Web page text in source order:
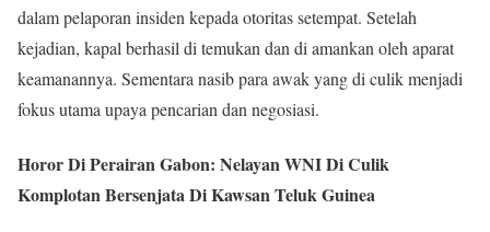
dalam pelaporan insiden kepada otoritas setempat. Setelah
kejadian, kapal berhasil di temukan dan di amankan oleh aparat
keamanannya. Sementara nasib para awak yang di culik menjadi
fokus utama upaya pencarian dan negosiasi.
Horor Di Perairan Gabon: Nelayan WNI Di Culik
Komplotan Bersenjata Di Kawsan Teluk Guinea